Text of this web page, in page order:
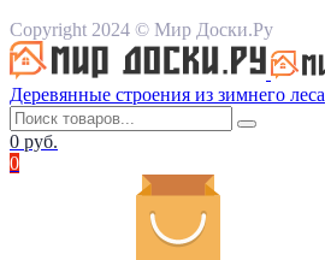
Copyright 2024 © Мир Доски.Ру
Деревянные строения из зимнего леса
0 руб.
0